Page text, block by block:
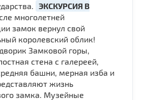
ЭКСКУРСИЯ В
многолетней
замок вернул свой
королевский облик!
Замковой горы,
стена с галереей,
башни, мерная изба и
жизнь
замка. Музейные